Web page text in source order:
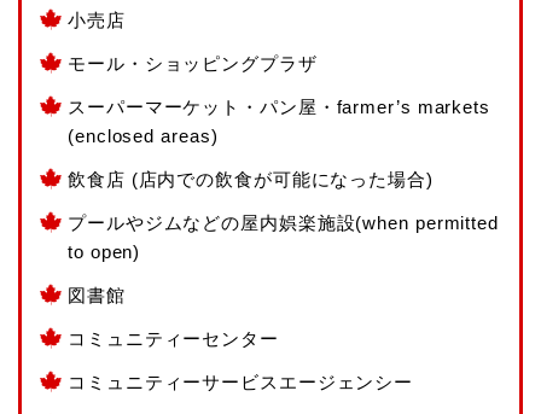
小売店
モール・ショッピングプラザ
スーパーマーケット・パン屋・farmer’s markets
(enclosed areas)
飲食店 (店内での飲食が可能になった場合)
プールやジムなどの屋内娯楽施設(when permitted
to open)
図書館
コミュニティーセンター
コミュニティーサービスエージェンシー